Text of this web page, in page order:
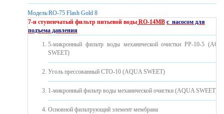
Модель:RO-75 Flash Gold 8
7-и ступенчатый фильтр питьевой воды RO-14MB с насосом для
подъема давления
5-микронный фильтр воды механической очистки PP-10-5
SWEET)
Уголь прессованный CTO-10 (AQUA SWEET)
1-микронный фильтр воды механической очистки (AQUA SWEET)
Основной фильтрующий элемент мембрана